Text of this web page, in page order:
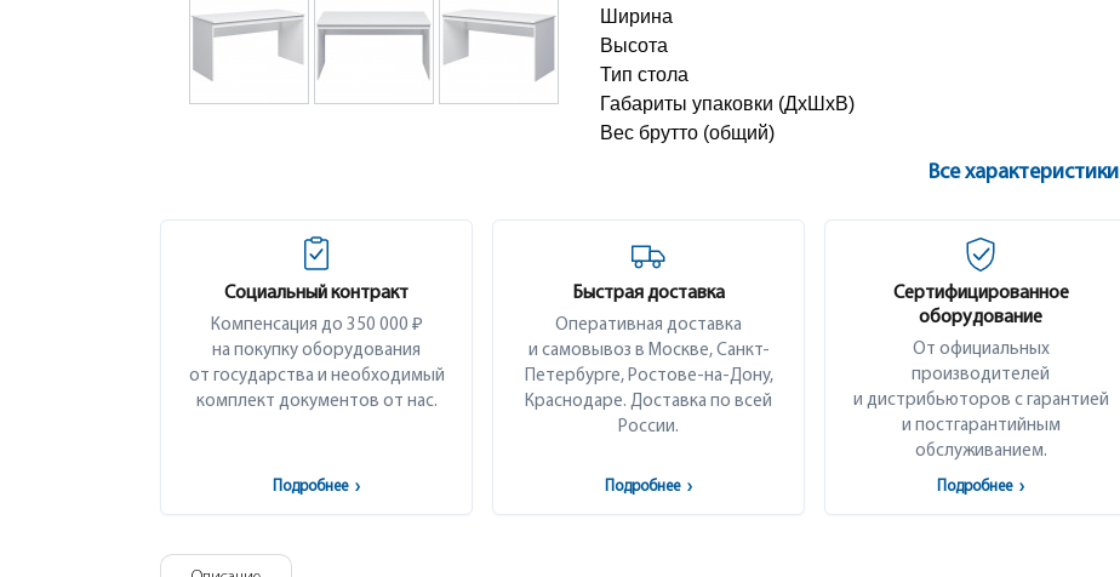
Ширина
Высота
Тип стола
Габариты упаковки (ДхШхВ)
Вес брутто (общий)
Все характеристики
Социальный контракт
Компенсация до 350 000 ₽
на покупку оборудования
от государства и необходимый
комплект документов от нас.
Подробнее ›
Быстрая доставка
Оперативная доставка
и самовывоз в Москве, Санкт-
Петербурге, Ростове-на-Дону,
Краснодаре. Доставка по всей
России.
Подробнее ›
Сертифицированное
оборудование
От официальных
производителей
и дистрибьюторов с гарантией
и постгарантийным
обслуживанием.
Подробнее ›